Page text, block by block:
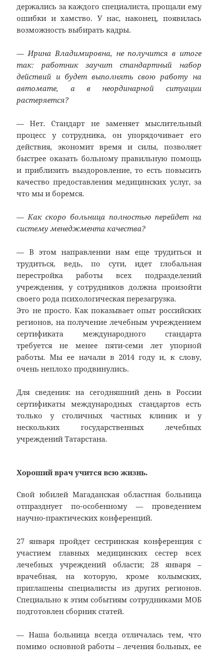
держались за каждого специалиста, прощали ему
ошибки и хамство. У нас, наконец, появилась
возможность выбирать кадры.
— Ирина Владимировна, не получится в итоге
так: работник заучит стандартный набор
действий и будет выполнять свою работу на
автомате, а в неординарной ситуации
растеряется?
— Нет. Стандарт не заменяет мыслительный
процесс у сотрудника, он упорядочивает его
действия, экономит время и силы, позволяет
быстрее оказать больному правильную помощь
и приблизить выздоровление, то есть повысить
качество предоставления медицинских услуг, за
что мы и боремся.
— Как скоро больница полностью перейдет на
систему менеджмента качества?
— В этом направлении нам еще трудиться и
трудиться, ведь, по сути, идет глобальная
перестройка работы всех подразделений
учреждения, у сотрудников должна произойти
своего рода психологическая перезагрузка.
Это не просто. Как показывает опыт российских
регионов, на получение лечебным учреждением
сертификата международного стандарта
требуется не менее пяти-семи лет упорной
работы. Мы ее начали в 2014 году и, к слову,
очень неплохо продвинулись.
Для сведения: на сегодняшний день в России
сертификаты международных стандартов есть
только у столичных частных клиник и у
нескольких государственных лечебных
учреждений Татарстана.
Хороший врач учится всю жизнь.
Свой юбилей Магаданская областная больница
отпразднует по-особенному — проведением
научно-практических конференций.
27 января пройдет сестринская конференция с
участием главных медицинских сестер всех
лечебных учреждений области; 28 января –
врачебная, на которую, кроме колымских,
приглашены специалисты из других регионов.
Специально к этим событиям сотрудниками МОБ
подготовлен сборник статей.
— Наша больница всегда отличалась тем, что
помимо основной работы – лечения больных, ее